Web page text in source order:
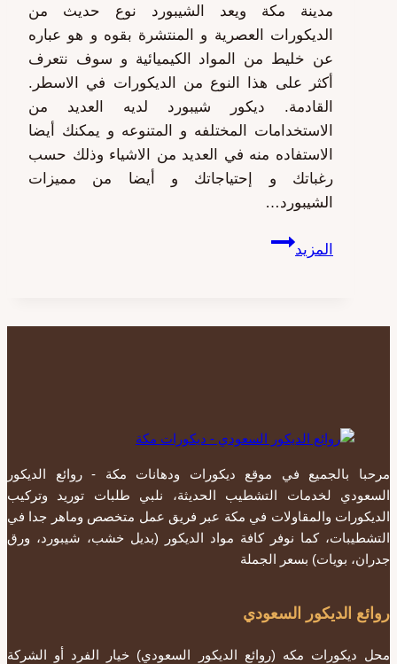
مدينة مكة ويعد الشيبورد نوع حديث من
الديكورات العصرية و المنتشرة بقوه و هو عباره
عن خليط من المواد الكيميائية و سوف نتعرف
أكثر على هذا النوع من الديكورات في الاسطر.
القادمة. ديكور شيبورد لديه العديد من
الاستخدامات المختلفه و المتنوعه و يمكنك أيضا
الاستفاده منه في العديد من الاشياء وذلك حسب
رغباتك و إحتياجاتك و أيضا من مميزات
الشيبورد…
المزيد
تركيب
مكة
مرحبا بالجميع في موقع ديكورات ودهانات مكة - روائع الديكور
السعودي لخدمات التشطيب الحديثة، نلبي طلبات توريد وتركيب
الديكورات والمقاولات في مكة عبر فريق عمل متخصص وماهر جدا في
التشطيبات، كما نوفر كافة مواد الديكور (بديل خشب، شيبورد، ورق
جدران، بويات) بسعر الجملة
روائع الديكور السعودي
محل ديكورات مكه (روائع الديكور السعودي) خيار الفرد أو الشركة